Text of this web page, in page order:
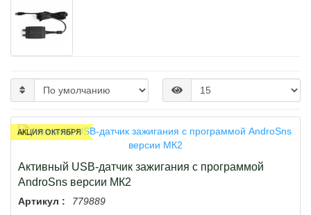
АКЦИЯ ОКТЯБРЯ
Активный USB-датчик зажигания с программой
AndroSns версии МК2
Артикул :
779889